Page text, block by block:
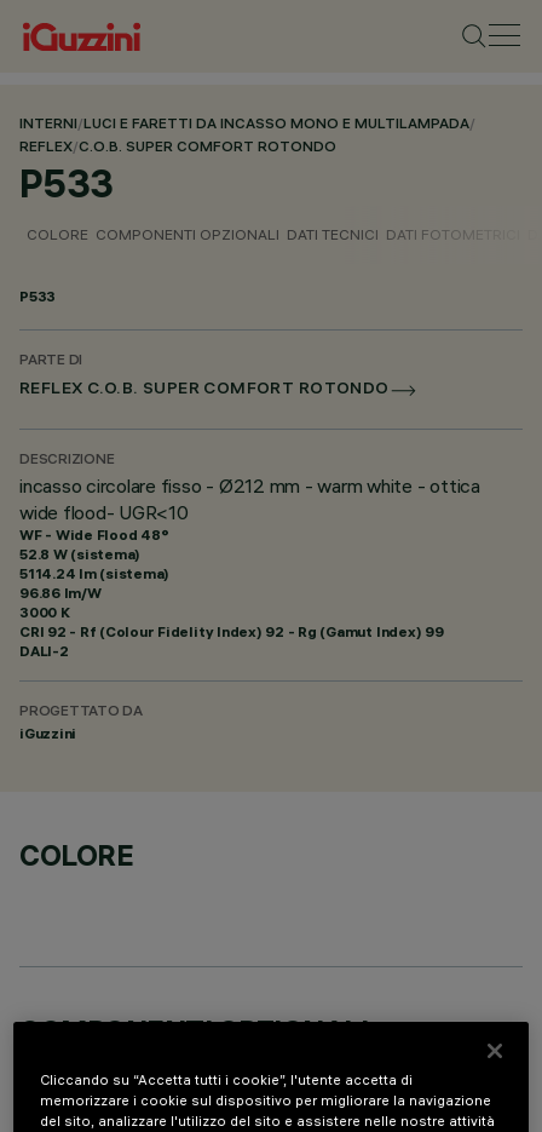
INTERNI/LUCI E FARETTI DA INCASSO MONO E MULTILAMPADA/
REFLEX/C.O.B. SUPER COMFORT ROTONDO
P533
COLORE COMPONENTI OPZIONALI DATI TECNICI DATI FOTOMETRICI
P533
PARTE DI
REFLEX C.O.B. SUPER COMFORT ROTONDO
DESCRIZIONE
incasso circolare fisso - Ø212 mm - warm white - ottica
wide flood- UGR<10
WF - Wide Flood 48°
52.8 W (sistema)
5114.24 lm (sistema)
96.86 lm/W
3000 K
CRI 92 - Rf (Colour Fidelity Index) 92 - Rg (Gamut Index) 99
DALI-2
PROGETTATO DA
iGuzzini
COLORE
COMPONENTI OPZIONALI
Cliccando su “Accetta tutti i cookie”, l'utente accetta di
memorizzare i cookie sul dispositivo per migliorare la navigazione
del sito, analizzare l'utilizzo del sito e assistere nelle nostre attività